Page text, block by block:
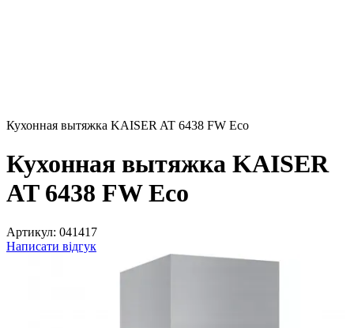
Кухонная вытяжка KAISER AT 6438 FW Eco
Кухонная вытяжка KAISER
AT 6438 FW Eco
Артикул: 041417
Написати відгук